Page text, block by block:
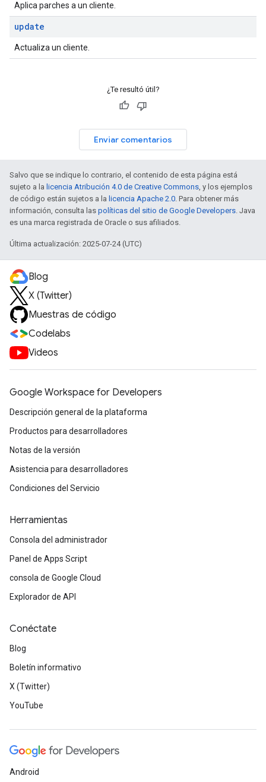
Aplica parches a un cliente.
update
Actualiza un cliente.
¿Te resultó útil?
Enviar comentarios
Salvo que se indique lo contrario, el contenido de esta página está
sujeto a la licencia Atribución 4.0 de Creative Commons, y los ejemplos
de código están sujetos a la licencia Apache 2.0. Para obtener más
información, consulta las políticas del sitio de Google Developers. Java
es una marca registrada de Oracle o sus afiliados.
Última actualización: 2025-07-24 (UTC)
Blog
X (Twitter)
Muestras de código
Codelabs
Videos
Google Workspace for Developers
Descripción general de la plataforma
Productos para desarrolladores
Notas de la versión
Asistencia para desarrolladores
Condiciones del Servicio
Herramientas
Consola del administrador
Panel de Apps Script
consola de Google Cloud
Explorador de API
Conéctate
Blog
Boletín informativo
X (Twitter)
YouTube
Android